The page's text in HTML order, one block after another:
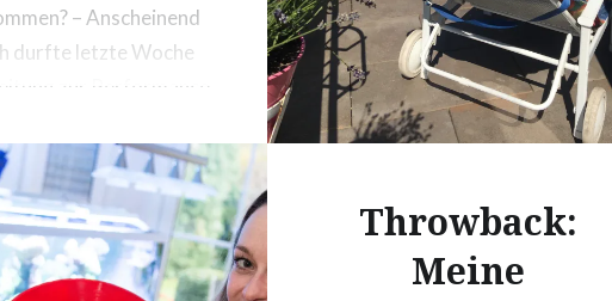
– Anscheinend
durfte letzte Woche
zur Performance
Institutionen“. Ein
Abenteuer, mit dem
gerechnet hätte.
Throwback:
Meine